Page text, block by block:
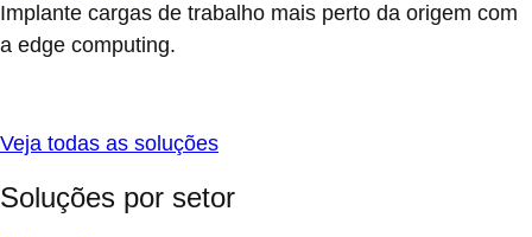
Implante cargas de trabalho mais perto da origem com
a edge computing.
Veja todas as soluções
Soluções por setor